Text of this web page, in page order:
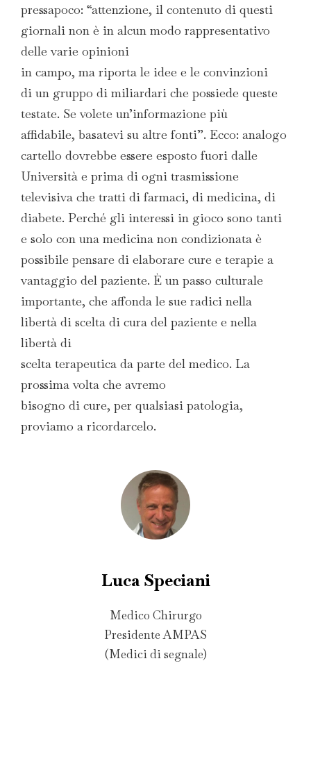
pressapoco: “attenzione, il contenuto di questi
giornali non è in alcun modo rappresentativo
delle varie opinioni
in campo, ma riporta le idee e le convinzioni
di un gruppo di miliardari che possiede queste
testate. Se volete un’informazione più
affidabile, basatevi su altre fonti”. Ecco: analogo
cartello dovrebbe essere esposto fuori dalle
Università e prima di ogni trasmissione
televisiva che tratti di farmaci, di medicina, di
diabete. Perché gli interessi in gioco sono tanti
e solo con una medicina non condizionata è
possibile pensare di elaborare cure e terapie a
vantaggio del paziente. È un passo culturale
importante, che affonda le sue radici nella
libertà di scelta di cura del paziente e nella
libertà di
scelta terapeutica da parte del medico. La
prossima volta che avremo
bisogno di cure, per qualsiasi patologia,
proviamo a ricordarcelo.
Luca Speciani
Medico Chirurgo
Presidente AMPAS
(Medici di segnale)